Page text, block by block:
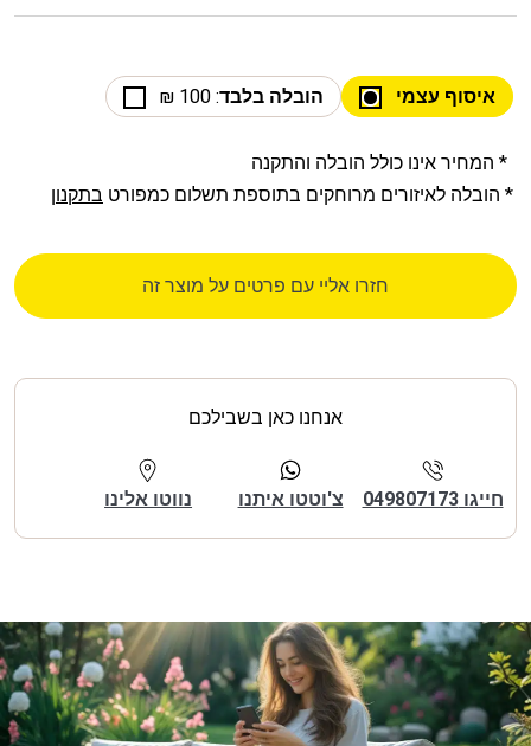
איסוף עצמי הובלה בלבד: 100 ₪
* המחיר אינו כולל הובלה והתקנה
* הובלה לאיזורים מרוחקים בתוספת תשלום כמפורט בתקנון
חזרו אליי עם פרטים על מוצר זה
אנחנו כאן בשבילכם
חייגו 049807173 צ'וטטו איתנו נווטו אלינו